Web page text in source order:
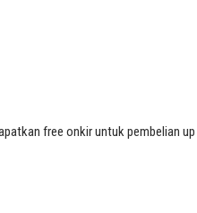
free onkir untuk pembelian